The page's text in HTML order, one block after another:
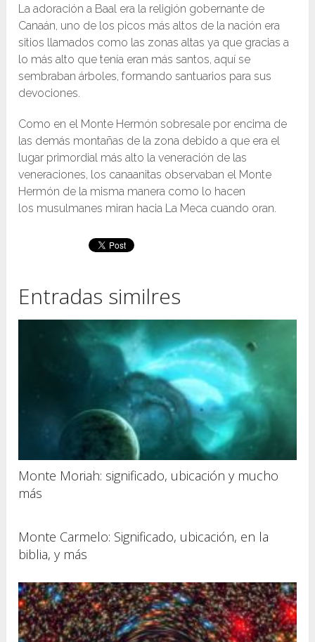
La adoración a Baal era la religión gobernante de
Canaán, uno de los picos más altos de la nación era
sitios llamados como las zonas altas ya que gracias a
lo más alto que tenía eran más santos, aquí se
sembraban árboles, formando santuarios para sus
devociones.
Como en el Monte Hermón sobresale por encima de
las demás montañas de la zona debido a que era el
lugar primordial más alto la veneración de las
veneraciones, los canaanitas observaban el Monte
Hermón de la misma manera como lo hacen
los musulmanes miran hacia La Meca cuando oran.
Entradas similres
Monte Moriah: significado, ubicación y mucho
más
Monte Carmelo: Significado, ubicación, en la
biblia, y más